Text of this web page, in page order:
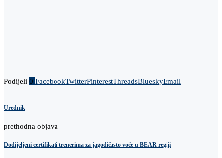
Podijeli 0 FacebookTwitterPinterestThreadsBlueskyEmail
Urednik
prethodna objava
Dodijeljeni certifikati trenerima za jagodičasto voće u BEAR regiji